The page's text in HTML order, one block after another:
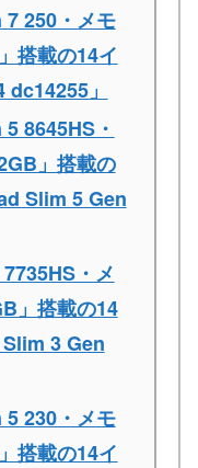
250・メモ
搭載の14イ
」
8645HS・
」搭載の
Slim 5 Gen
・メ
」搭載の14
3 Gen
230・メモ
搭載の14イ